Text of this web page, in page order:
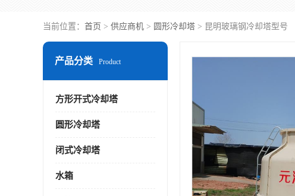
当前位置： 首页 > 供应商机 > 圆形冷却塔 > 昆明玻璃钢冷却塔型号
产品分类 Product
方形开式冷却塔
圆形冷却塔
闭式冷却塔
水箱